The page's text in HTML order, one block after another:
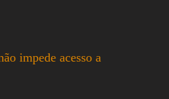
impede acesso a